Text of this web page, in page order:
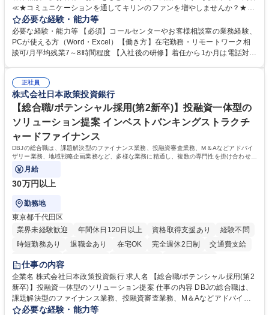
≪★コミュニケーションを通してキリンのファンを増やしませんか？★≫
お客様のお声をより良い商品づくりに活かしていく上で、窓口となるお客
様相談室でのお仕事です。 日々お客様からいただくキリングループへのご
意見を、企業活動に活かしています。お客様からの声に迅速かつ誠意をも
って対応、情報提供するとともにグループ内活動に反映しています。 【具
平均100件前後■メール・手紙：同上40件前後 募集職種 中野本社【お客様
相談室】お客様のお声をもとにより良い商品づくりへ貢献
必要な経験・能力等
必要な経験・能力等 【必須】コールセンターやお客様相談室の業務経験、
PCが使える方（Word・Excel）【働き方】在宅勤務・リモートワーク相
談可/月平均残業7～8時間程度 【入社後の研修】着任から1か月は電話対応
すのでご安心ください。 【当社について】キリングループの広報機能を担
う会社として、お客様との出会いを大切にし、磨き上げたホスピタリティ
を込めてコミュニケーションをとりながら広報関連業務を行っておりま
す。 学歴・資格 学歴：大学院 大学 高専 短大 専修学校 高校 語学力： 資
格：
正社員
株式会社日本政策投資銀行
【総合職/ポテンシャル採用(第2新卒)】投融資一体型の
ソリューション提案 インベストバンキングストラクチ
ャードファイナンス
DBJの総合職は、課題解決型のファイナンス業務、投融資審査業務、M＆Aなどアドバイ
ザリー業務、地域戦略企画業務など、多様な業務に精通し、複数の専門性を掛け合わせて
広く社会に貢献していく職種です。
月給
30万円以上
勤務地
東京都千代田区
業界未経験歓迎
年間休日120日以上 資格取得支援あり
経験不問
時短勤務あり
退職金あり 在宅OK 完全週休2日制
交通費支給
駅近5分以内
食事補助あり
託児所あり
仕事の内容
企業名 株式会社日本政策投資銀行 求人名 【総合職/ポテンシャル採用(第2
新卒)】投融資一体型のソリューション提案 仕事の内容 DBJの総合職は、
課題解決型のファイナンス業務、投融資審査業務、M＆Aなどアドバイザ
リー業務、地域戦略企画業務など、多様な業務に精通し、複数の専門性を
必要な経験・能力等